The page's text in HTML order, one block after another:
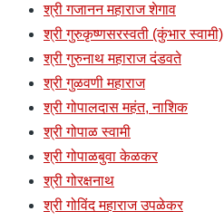
श्री गजानन महाराज शेगाव
श्री गुरुकृष्णसरस्वती (कुंभार स्वामी)
श्री गुरुनाथ महाराज दंडवते
श्री गुळवणी महाराज
श्री गोपालदास महंत, नाशिक
श्री गोपाळ स्वामी
श्री गोपाळबुवा केळकर
श्री गोरक्षनाथ
श्री गोविंद महाराज उपळेकर